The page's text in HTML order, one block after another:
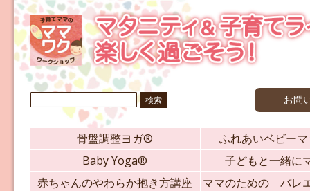
検
索: お問
骨盤調整ヨガ®
ふれあいベビー
Baby Yoga®
子どもと一緒に
赤ちゃんのやわらか抱き方講座
ママのための バレ